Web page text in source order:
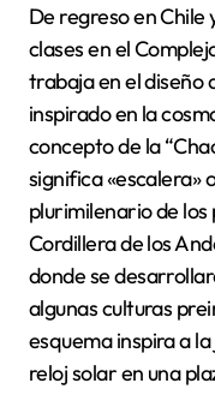
De regreso en Chile
clases en el
trabaja en el diseño
inspirado en la
concepto de la
significa «escalera»
plurimilenario de los
Cordillera de los
donde se
algunas culturas
esquema inspira a
reloj solar en una